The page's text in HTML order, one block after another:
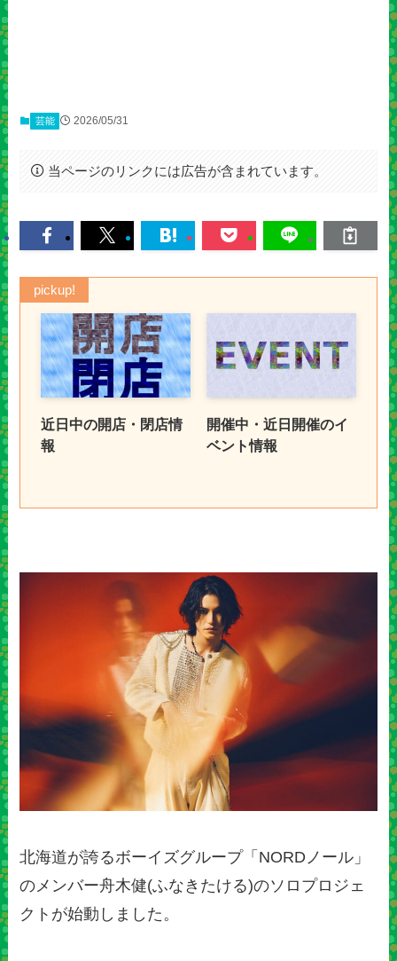
芸能 2026/05/31
当ページのリンクには広告が含まれています。
pickup!
近日中の開店・閉店情
報
開催中・近日開催のイ
ベント情報
北海道が誇るボーイズグループ「NORDノール」
のメンバー舟木健(ふなきたける)のソロプロジェ
クトが始動しました。